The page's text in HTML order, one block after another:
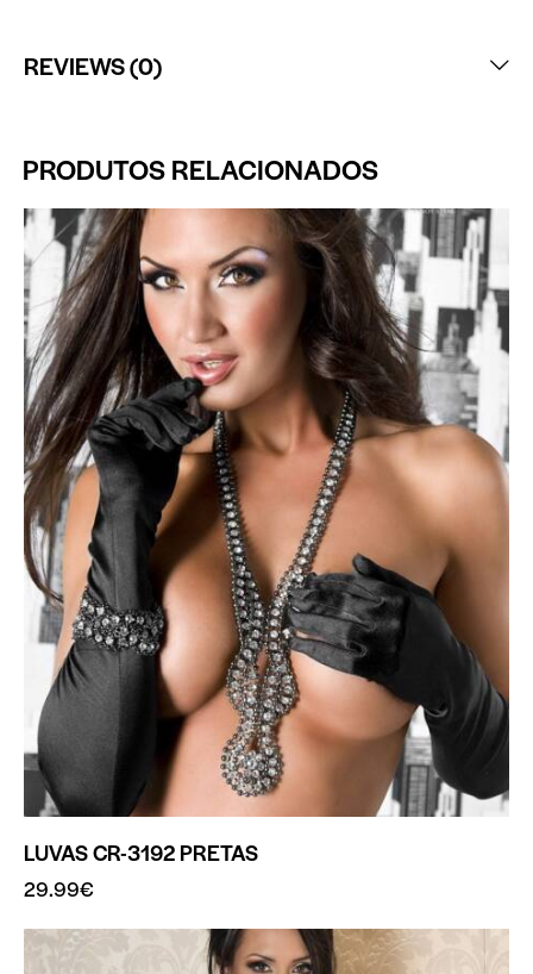
REVIEWS (0)
PRODUTOS RELACIONADOS
LUVAS CR-3192 PRETAS
29.99€